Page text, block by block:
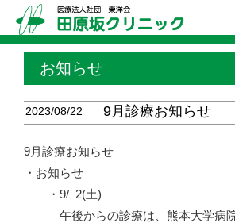
お知らせ
2023/08/22 9月診療お知らせ
9月診療お知らせ
・お知らせ
・9/ 2(土)
午後からの診療は、熊本大学病